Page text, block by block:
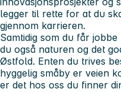
legger til rette for at du
gjennom karrieren.
Samtidig som du får
du også naturen og det
Østfold. Enten du trives
hyggelig småby er veien
er det hos oss du finner